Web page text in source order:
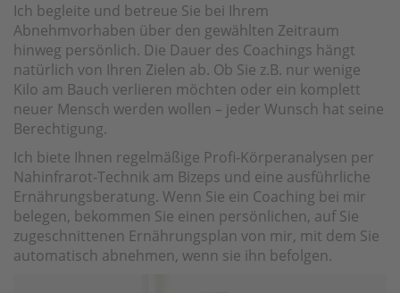
Ich begleite und betreue Sie bei Ihrem
Abnehmvorhaben über den gewählten Zeitraum
hinweg persönlich. Die Dauer des Coachings hängt
natürlich von Ihren Zielen ab. Ob Sie z.B. nur wenige
Kilo am Bauch verlieren möchten oder ein komplett
neuer Mensch werden wollen – jeder Wunsch hat seine
Berechtigung.
Ich biete Ihnen regelmäßige Profi-Körperanalysen per
Nahinfrarot-Technik am Bizeps und eine ausführliche
Ernährungsberatung. Wenn Sie ein Coaching bei mir
belegen, bekommen Sie einen persönlichen, auf Sie
zugeschnittenen Ernährungsplan von mir, mit dem Sie
automatisch abnehmen, wenn sie ihn befolgen.